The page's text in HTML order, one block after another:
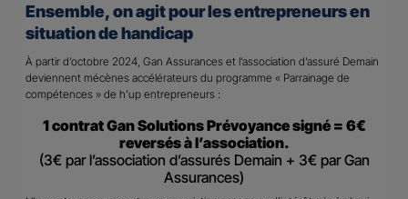
Ensemble, on agit pour les entrepreneurs en
situation de handicap
À partir d’octobre 2024, Gan Assurances et l’association d’assuré Demain
deviennent mécènes accélérateurs du programme « Parrainage de
compétences » de h’up entrepreneurs :
1 contrat Gan Solutions Prévoyance signé = 6€
reversés à l’association.
(3€ par l’association d’assurés Demain + 3€ par Gan
Assurances)